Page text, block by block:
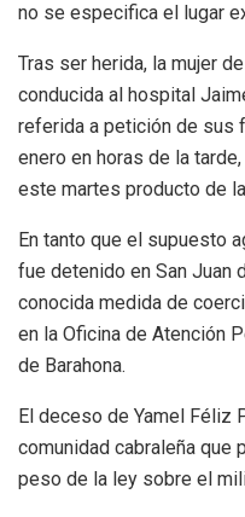
no se especifica el lugar
Tras ser herida, la mujer
conducida al hospital
referida a petición de sus
enero en horas de la
este martes producto de
En tanto que el supuesto
fue detenido en San Juan
conocida medida de
en la Oficina de Atención
de Barahona.
El deceso de Yamel Féliz
comunidad cabraleña que
peso de la ley sobre el